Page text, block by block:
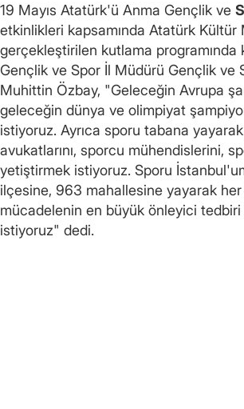
19 Mayıs Atatürk'ü Anma Gençlik ve
etkinlikleri kapsamında Atatürk Kültür
gerçekleştirilen kutlama programında
Gençlik ve Spor İl Müdürü Gençlik ve
Muhittin Özbay, "Geleceğin Avrupa
geleceğin dünya ve olimpiyat
istiyoruz. Ayrıca sporu tabana
avukatlarını, sporcu mühendislerini,
yetiştirmek istiyoruz. Sporu
ilçesine, 963 mahallesine yayarak her
mücadelenin en büyük önleyici
istiyoruz" dedi.